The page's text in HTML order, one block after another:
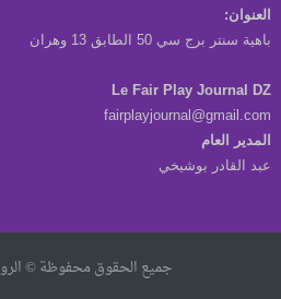
العنوان:
باهية سنتر برج سي 50 الطابق 13 وهران
Le Fair Play Journal DZ
fairplayjournal@gmail.com
المدير العام
عبد القادر بوشيخي
جميع الحقوق محفوظة © الروح